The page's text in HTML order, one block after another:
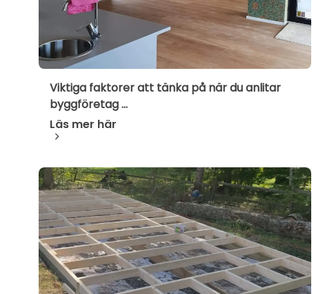
Viktiga faktorer att tänka på när du anlitar
byggföretag ...
Läs mer här